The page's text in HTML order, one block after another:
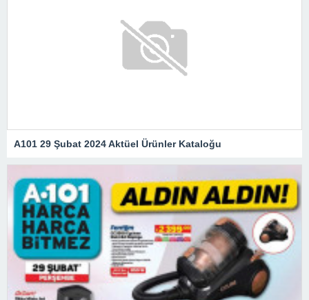
A101 29 Şubat 2024 Aktüel Ürünler Kataloğu